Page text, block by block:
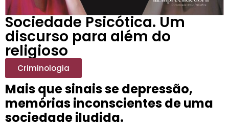
Sociedade Psicótica. Um
discurso para além do
religioso
Criminologia
Mais que sinais se depressão,
memórias inconscientes de uma
sociedade iludida.